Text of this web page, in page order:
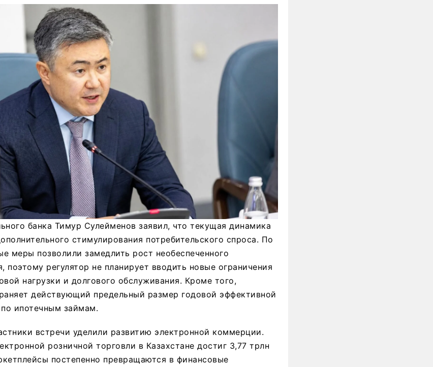
банка Тимур Сулейменов заявил, что текущая динамика
стимулирования потребительского спроса. По
меры позволили замедлить рост необеспеченного
поэтому регулятор не планирует вводить новые ограничения
нагрузки и долгового обслуживания. Кроме того,
действующий предельный размер годовой эффективной
ипотечным займам.
встречи уделили развитию электронной коммерции.
розничной торговли в Казахстане достиг 3,77 трлн
постепенно превращаются в финансовые